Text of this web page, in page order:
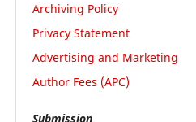
Archiving Policy
Privacy Statement
Advertising and Marketing
Author Fees (APC)
Submission